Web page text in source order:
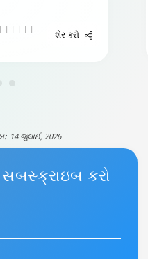
| | | | |
શેર કરો
14 જુલાઈ, 2026
કરો